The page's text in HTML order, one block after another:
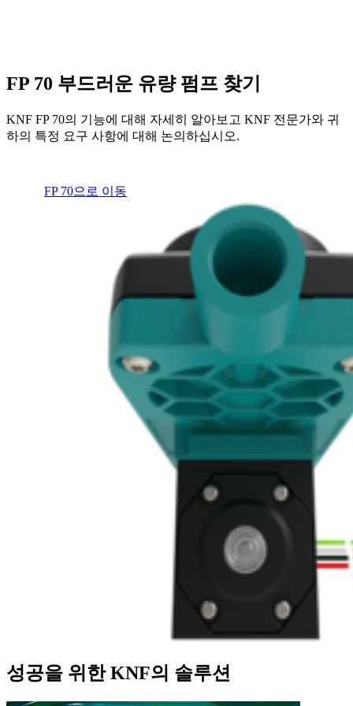
FP 70 부드러운 유량 펌프 찾기
KNF FP 70의 기능에 대해 자세히 알아보고 KNF 전문가와 귀
하의 특정 요구 사항에 대해 논의하십시오.
FP 70으로 이동
성공을 위한 KNF의 솔루션